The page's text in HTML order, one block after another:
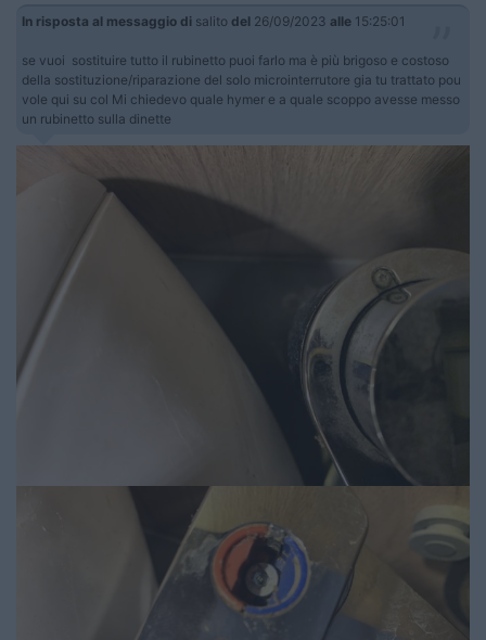
In risposta al messaggio di salito del 26/09/2023 alle 15:25:01
se vuoi sostituire tutto il rubinetto puoi farlo ma è più brigoso e costoso
della sostituzione/riparazione del solo microinterrutore gia tu trattato pou
vole qui su col Mi chiedevo quale hymer e a quale scoppo avesse messo
un rubinetto sulla dinette